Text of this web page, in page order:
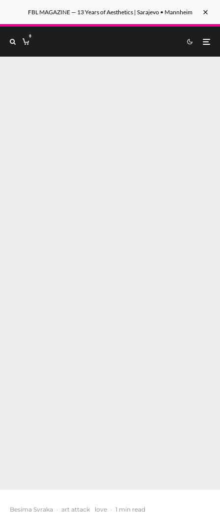
FBL MAGAZINE — 13 Years of Aesthetics | Sarajevo • Mannheim
0
Besima Svraka · art attack love · 1 min read